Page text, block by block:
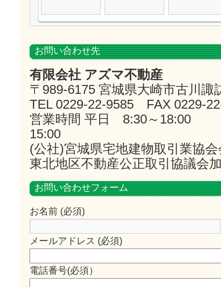
お問い合わせ先
有限会社 アズマ不動産
〒989-6175 宮城県大崎市古川諏
TEL 0229-22-9585 FAX 0229-
営業時間 平日 8:30～
15:00
(公社)宮城県宅地建物取引業協会
東北地区不動産公正取引協議会
お問い合わせフォーム
お名前 (必須)
メールアドレス (必須)
電話番号(必須）